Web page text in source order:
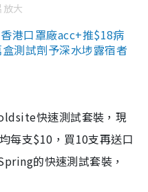
放大
港口罩廠acc+推$18病
測試劑予深水埗露宿者
快速測試套裝，現
每支$10，買10支再送口
的快速測試套裝，